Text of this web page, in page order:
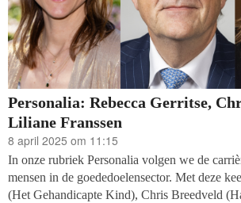
Personalia: Rebecca Gerritse,
Liliane Franssen
8 april 2025 om 11:15
In onze rubriek Personalia volgen we de
mensen in de goededoelensector. Met deze
(Het Gehandicapte Kind), Chris Breedveld